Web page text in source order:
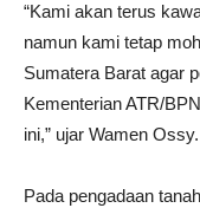
“Kami akan terus
namun kami tetap
Sumatera Barat agar
Kementerian ATR/
ini,” ujar Wamen Ossy.
Pada pengadaan